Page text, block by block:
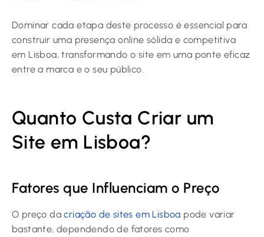
Dominar cada etapa deste processo é essencial para
construir uma presença online sólida e competitiva
em Lisboa, transformando o site em uma ponte eficaz
entre a marca e o seu público.
Quanto Custa Criar um
Site em Lisboa?
Fatores que Influenciam o Preço
O preço dacriação de sites em Lisboa pode variar
bastante, dependendo de fatores como